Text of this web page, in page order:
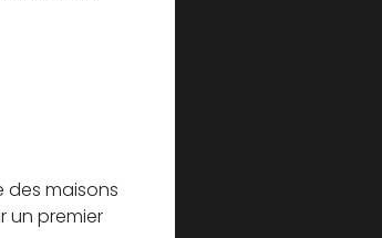
des maisons
un premier